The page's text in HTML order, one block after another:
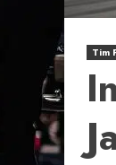
Tim